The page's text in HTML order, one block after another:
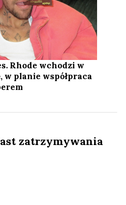
Rhode wchodzi w
w planie współpraca
zatrzymywania